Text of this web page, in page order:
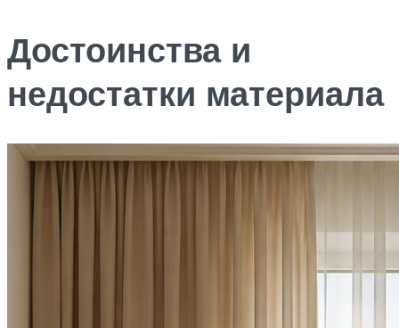
Достоинства и
недостатки материала